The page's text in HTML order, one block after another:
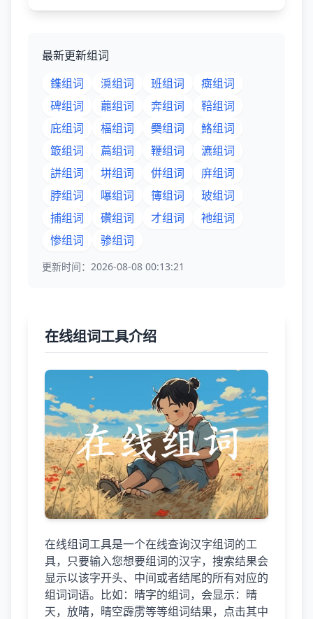
最新更新组词
鏶组词
漞组词 班组词
癍组词
碑组词
藣组词 奔组词
鞛组词
庇组词
楅组词 奰组词
鮥组词
箃组词
萹组词 鞭组词
瀌组词
誁组词
垪组词 倂组词
庰组词
脖组词
嚗组词 簙组词
玻组词
捕组词
礸组词 才组词
衪组词
惨组词
骖组词
更新时间：2026-08-08 00:13:21
在线组词工具介绍
在线组词工具是一个在线查询汉字组词的工
具，只要输入您想要组词的汉字，搜索结果会
显示以该字开头、中间或者结尾的所有对应的
组词词语。比如：晴字的组词，会显示：晴
天，放晴，晴空霹雳等等组词结果，点击其中